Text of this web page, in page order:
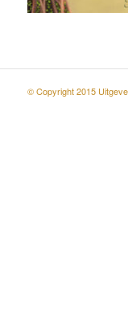
© Copyright 2015